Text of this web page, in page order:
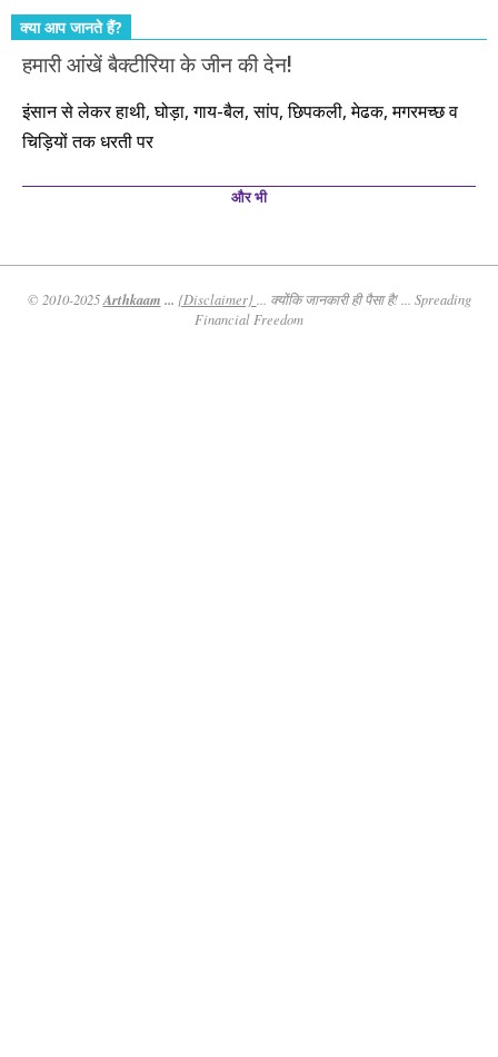
क्या आप जानते हैं?
हमारी आंखें बैक्टीरिया के जीन की देन!
इंसान से लेकर हाथी, घोड़ा, गाय-बैल, सांप, छिपकली, मेढक, मगरमच्छ व
चिड़ियों तक धरती पर
और भी
© 2010-2025Arthkaam ... {Disclaimer}
... क्योंकि जानकारी ही पैसा है! ... Spreading
Financial Freedom